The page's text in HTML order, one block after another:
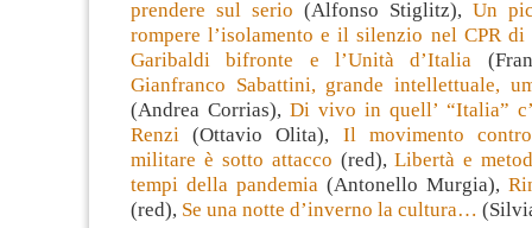
prendere sul serio (Alfonso Stiglitz), Un
rompere l’isolamento e il silenzio nel CPR di
Garibaldi bifronte e l’Unità d’Italia
Gianfranco Sabattini, grande intellettuale,
(Andrea Corrias), Di vivo in quell’ “Italia”
Renzi (Ottavio Olita), Il movimento
militare è sotto attacco (red),Libertà e
tempi della pandemia (Antonello Murgia),
(red), Se una notte d’inverno la cultura…